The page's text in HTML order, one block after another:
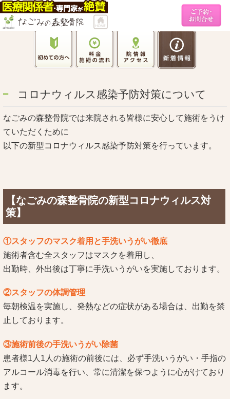
コロナウィルス感染予防対策について
なごみの森整骨院では来院される皆様に安心して施術をうけ
ていただくために
以下の新型コロナウィルス感染予防対策を行っています。
【なごみの森整骨院の新型コロナウィルス対
策】
①スタッフのマスク着用と手洗いうがい徹底
施術者含む全スタッフはマスクを着用し、
出勤時、外出後は丁寧に手洗いうがいを実施しております。
②スタッフの体調管理
毎朝検温を実施し、発熱などの症状がある場合は、出勤を禁
止しております。
③施術前後の手洗いうがい除菌
患者様1人1人の施術の前後には、必ず手洗いうがい・手指の
アルコール消毒を行い、常に清潔を保つように心がけており
ます。